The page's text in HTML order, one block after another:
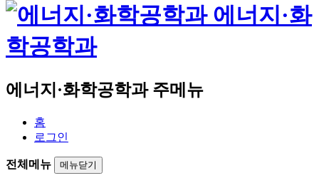
에너지·화
학공학과
에너지·화학공학과 주메뉴
홈
로그인
전체메뉴 메뉴닫기